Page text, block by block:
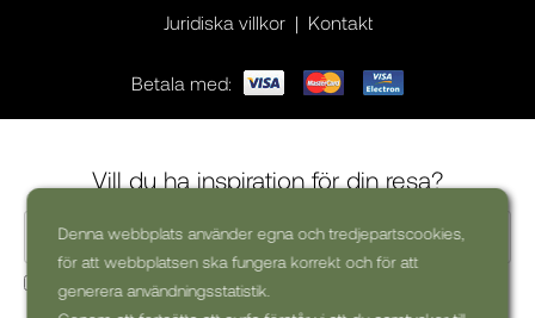
Denna webbplats använder egna och tredjepartscookies,
för att webbplatsen ska fungera korrekt och för att
generera användningsstatistik.
Juridiska villkor
Kontakt
Betala med:
Vill du ha inspiration för din resa?
Ja, jag skulle vilja få kommersiella nyhetsbrev (kan alltid
avsluta prenumerationen)